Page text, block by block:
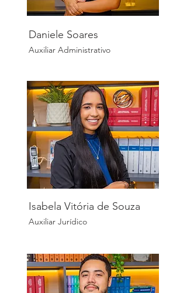
Daniele Soares
Auxiliar Administrativo
Isabela Vitória de Souza
Auxiliar Jurídico